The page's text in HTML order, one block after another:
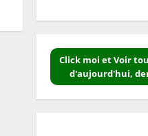
Click moi et Voir
d'aujourd'hui,